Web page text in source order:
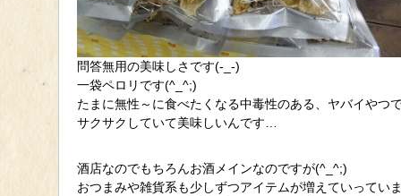
問答無用の美味しさです(-_-)
一袋ペロリです(^_^;)
たまに無性～に食べたくなる中毒性のある、ヤバイやつ
サクサクしていて美味しいんです…
酒店なのでもちろんお酒メインなのですが(^_^;)
おつまみや雑貨系も少しずつアイテムが増えていってい